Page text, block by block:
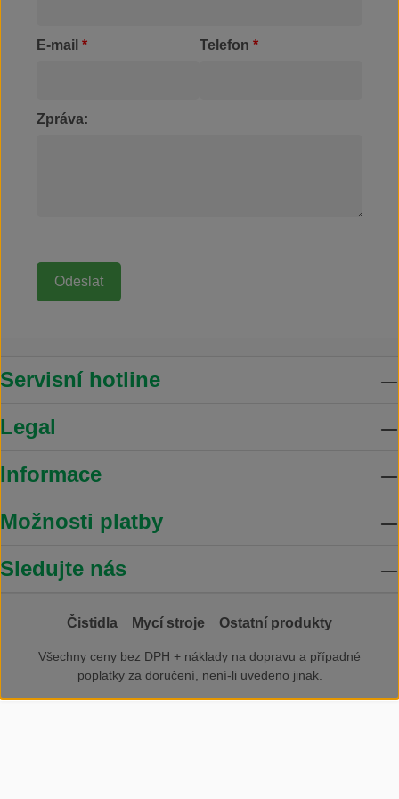
E-mail * Telefon *
Zpráva:
Servisní hotline
Legal
Informace
Možnosti platby
Sledujte nás
Čistidla Mycí stroje Ostatní produkty
Všechny ceny bez DPH + náklady na dopravu a případné
poplatky za doručení, není-li uvedeno jinak.